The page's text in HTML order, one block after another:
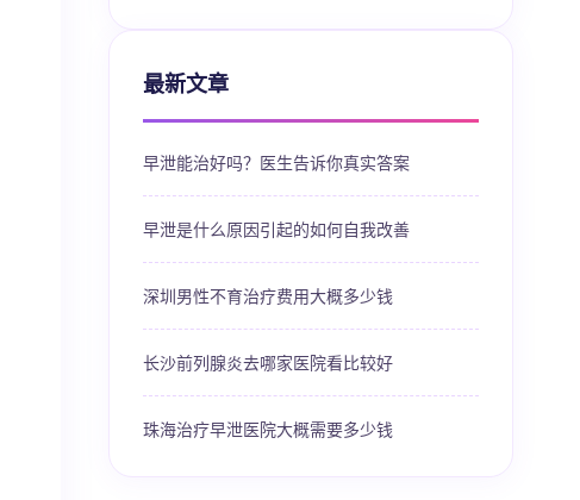
最新文章
早泄能治好吗？医生告诉你真实答案
早泄是什么原因引起的如何自我改善
深圳男性不育治疗费用大概多少钱
长沙前列腺炎去哪家医院看比较好
珠海治疗早泄医院大概需要多少钱